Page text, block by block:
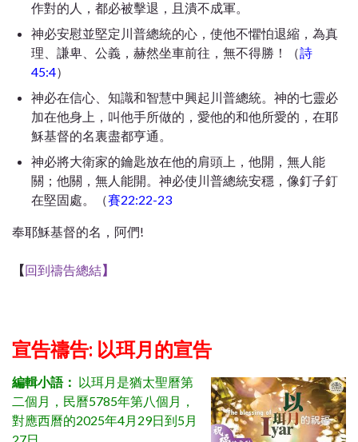
作對的人，都必被擊退，且潰不成軍。
神必安慰並堅定川普總統的心，使他不懼怕退縮，為真
理、謙卑、公義，赫然坐車前往，無不得勝！（詩
45:4）
神必在信心、知識和智慧中興起川普總統。神的七靈必
加在他身上，叫他手所做的，愛他的和他所愛的，在耶
穌基督的名裏盡都亨通。
神必將大衛家的鑰匙放在他的肩頭上，他開，無人能
關；他關，無人能開。神必使川普總統安穩，像釘子釘
在堅固處。（賽22:22-23
奉耶穌基督的名，阿們!
【回到禱告總結】
宣告禱告: 以珥月的宣告
編輯小語： 以珥月是猶太聖曆第
二個月，民曆5785年第八個月，
對應西曆的2025年4月29日到5月